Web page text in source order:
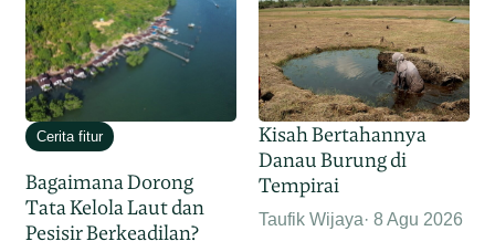
Cerita fitur
Bagaimana Dorong
Tata Kelola Laut dan
Pesisir Berkeadilan?
Kisah Bertahannya
Danau Burung di
Tempirai
Taufik Wijaya 8 Agu 2026